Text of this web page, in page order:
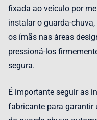
fixada ao veículo por
instalar o guarda-
os ímãs nas áreas
pressioná-los
segura.
É importante seguir as
fabricante para garantir